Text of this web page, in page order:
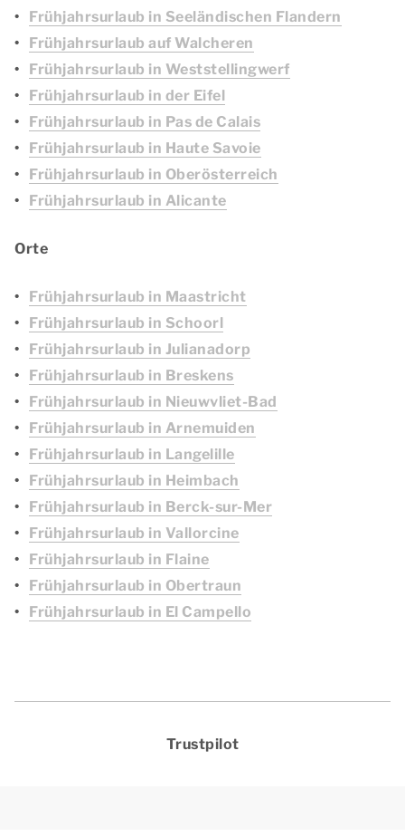
Frühjahrsurlaub in Seeländischen Flandern
Frühjahrsurlaub auf Walcheren
Frühjahrsurlaub in Weststellingwerf
Frühjahrsurlaub in der Eifel
Frühjahrsurlaub in Pas de Calais
Frühjahrsurlaub in Haute Savoie
Frühjahrsurlaub in Oberösterreich
Frühjahrsurlaub in Alicante
Orte
Frühjahrsurlaub in Maastricht
Frühjahrsurlaub in Schoorl
Frühjahrsurlaub in Julianadorp
Frühjahrsurlaub in Breskens
Frühjahrsurlaub in Nieuwvliet-Bad
Frühjahrsurlaub in Arnemuiden
Frühjahrsurlaub in Langelille
Frühjahrsurlaub in Heimbach
Frühjahrsurlaub in Berck-sur-Mer
Frühjahrsurlaub in Vallorcine
Frühjahrsurlaub in Flaine
Frühjahrsurlaub in Obertraun
Frühjahrsurlaub in El Campello
Trustpilot